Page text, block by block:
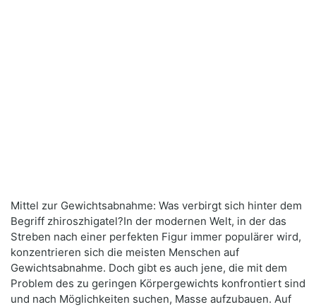
Mittel zur Gewichtsabnahme: Was verbirgt sich hinter dem
Begriff zhiroszhigatel?In der modernen Welt, in der das
Streben nach einer perfekten Figur immer populärer wird,
konzentrieren sich die meisten Menschen auf
Gewichtsabnahme. Doch gibt es auch jene, die mit dem
Problem des zu geringen Körpergewichts konfrontiert sind
und nach Möglichkeiten suchen, Masse aufzubauen. Auf